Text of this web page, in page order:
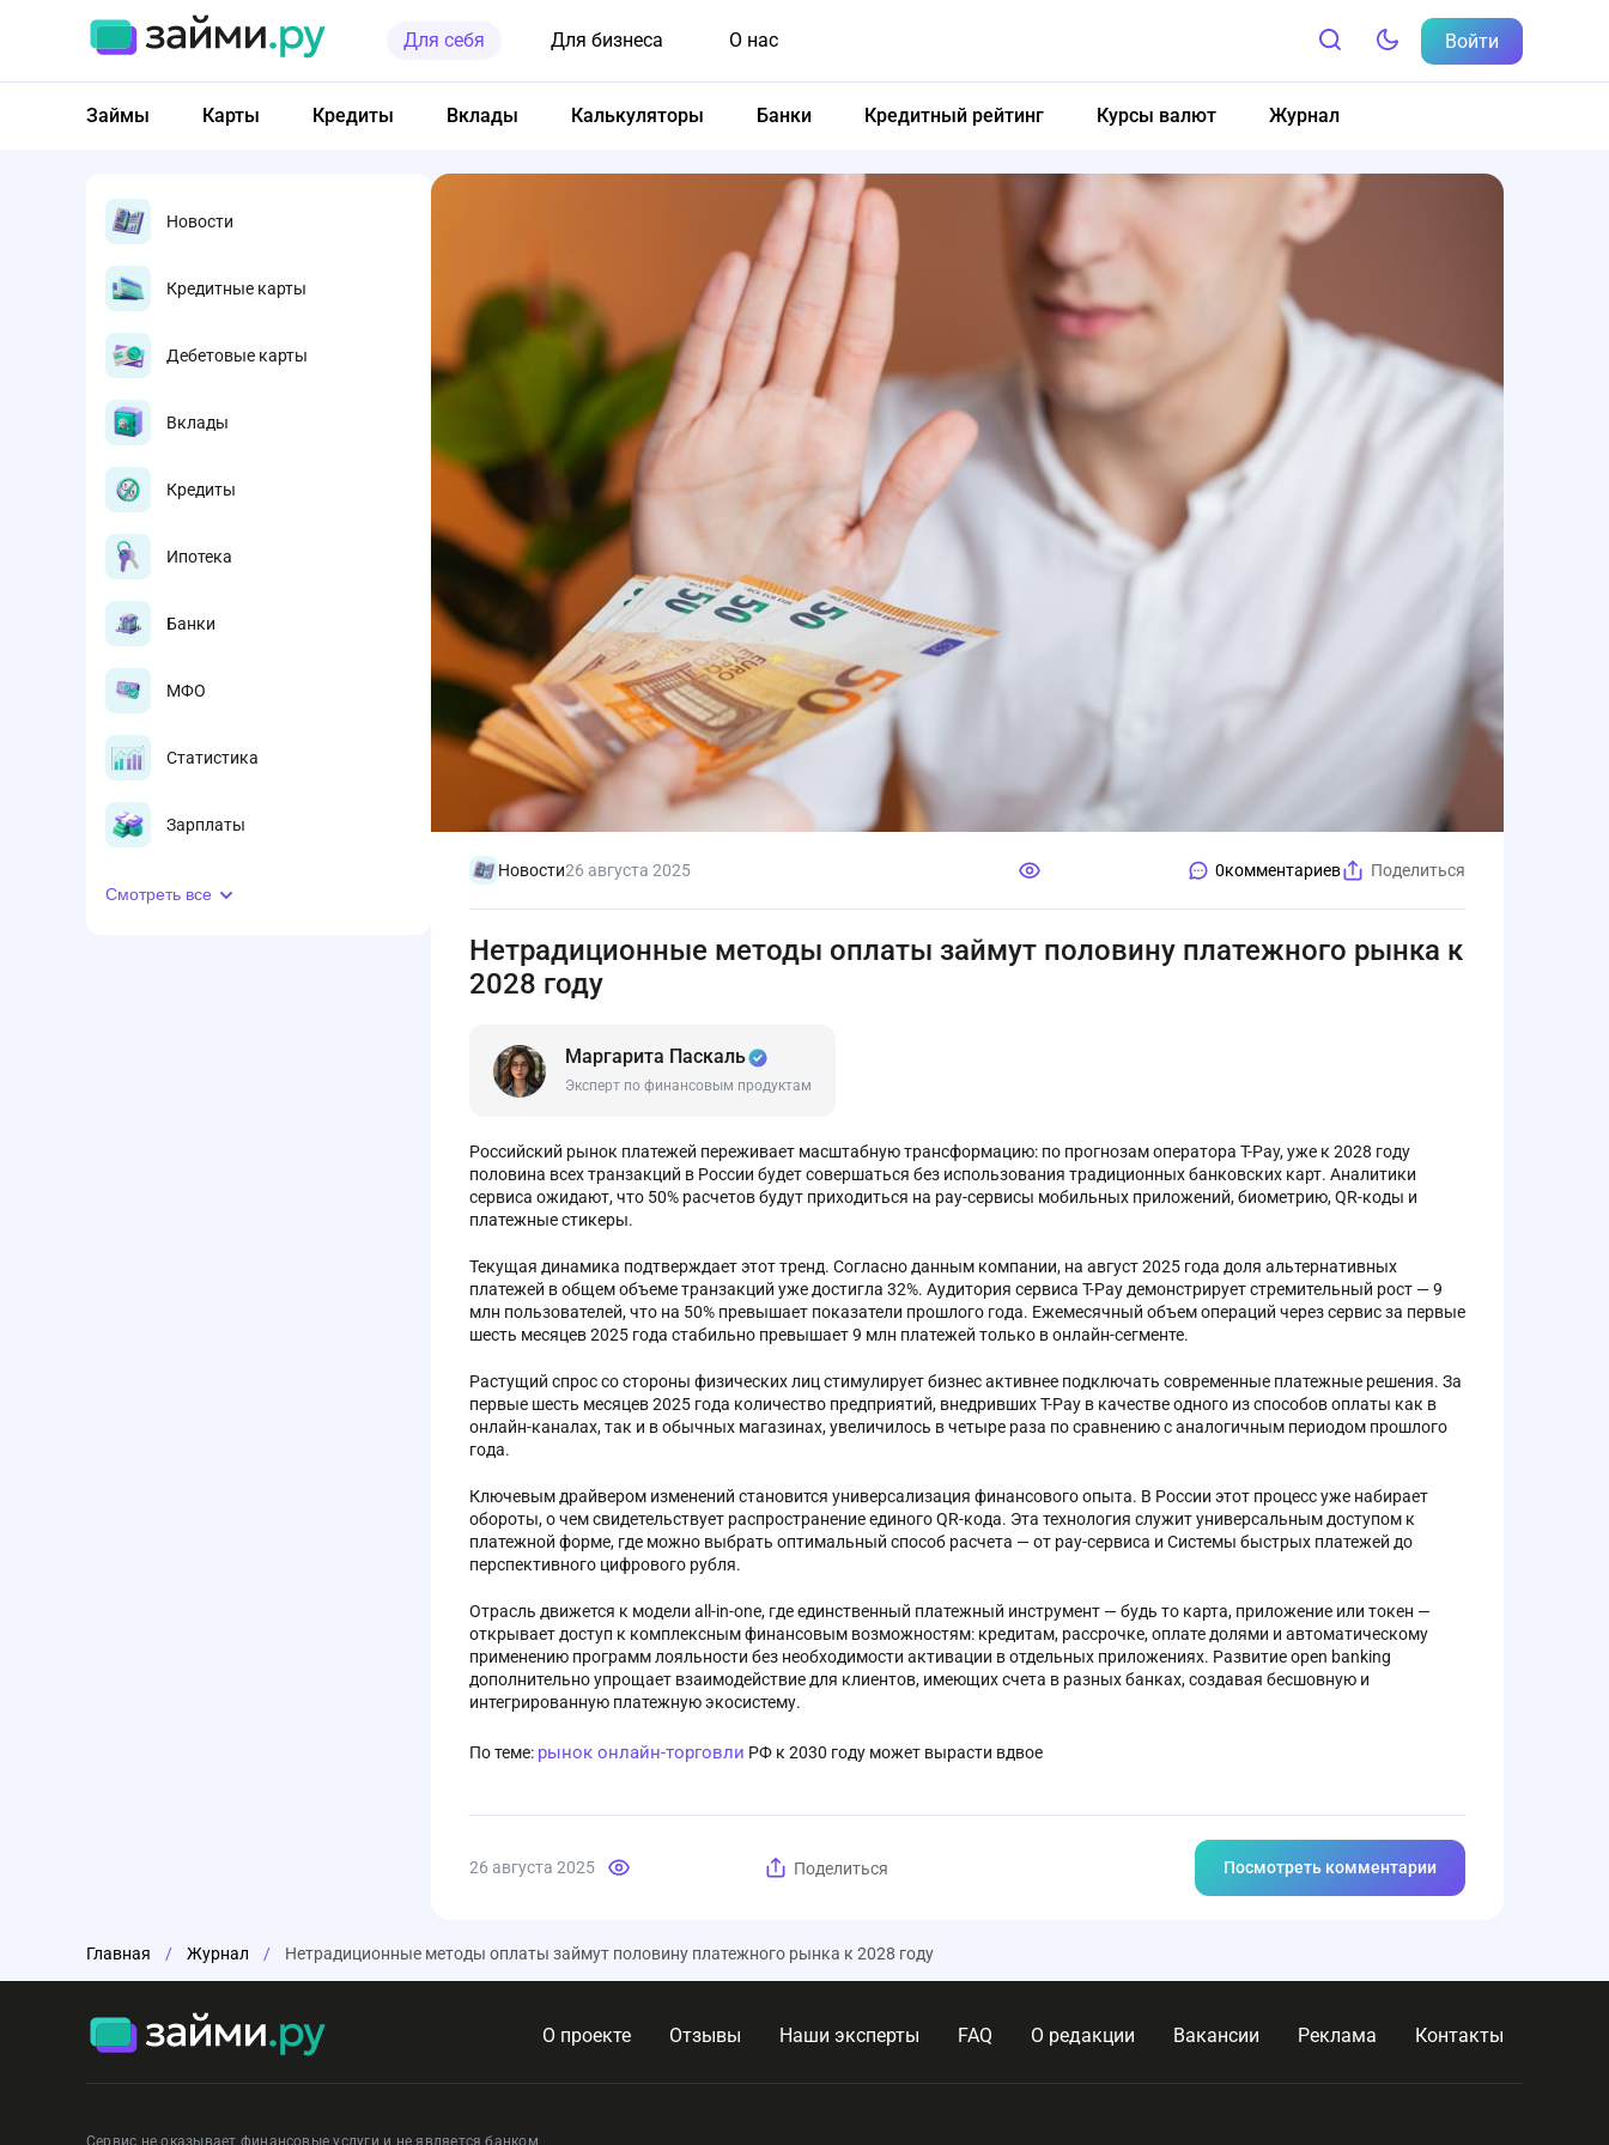
Для себя Для бизнеса О нас Войти
Займы Карты Кредиты Вклады Калькуляторы Банки Кредитный рейтинг Курсы валют Журнал
Новости
Кредитные карты
Дебетовые карты
Вклады
Кредиты
Ипотека
Банки
МФО
Статистика
Зарплаты
Смотреть все
Новости26 августа 2025 0комментариев Поделиться
Нетрадиционные методы оплаты займут половину платежного рынка к
2028 году
Маргарита Паскаль
Эксперт по финансовым продуктам
Российский рынок платежей переживает масштабную трансформацию: по прогнозам оператора T-Pay, уже к 2028 году
половина всех транзакций в России будет совершаться без использования традиционных банковских карт. Аналитики
сервиса ожидают, что 50% расчетов будут приходиться на pay-сервисы мобильных приложений, биометрию, QR-коды и
платежные стикеры.
Текущая динамика подтверждает этот тренд. Согласно данным компании, на август 2025 года доля альтернативных
платежей в общем объеме транзакций уже достигла 32%. Аудитория сервиса T-Pay демонстрирует стремительный рост — 9
млн пользователей, что на 50% превышает показатели прошлого года. Ежемесячный объем операций через сервис за первые
шесть месяцев 2025 года стабильно превышает 9 млн платежей только в онлайн-сегменте.
Растущий спрос со стороны физических лиц стимулирует бизнес активнее подключать современные платежные решения. За
первые шесть месяцев 2025 года количество предприятий, внедривших T-Pay в качестве одного из способов оплаты как в
онлайн-каналах, так и в обычных магазинах, увеличилось в четыре раза по сравнению с аналогичным периодом прошлого
года.
Ключевым драйвером изменений становится универсализация финансового опыта. В России этот процесс уже набирает
обороты, о чем свидетельствует распространение единого QR-кода. Эта технология служит универсальным доступом к
платежной форме, где можно выбрать оптимальный способ расчета — от pay-сервиса и Системы быстрых платежей до
перспективного цифрового рубля.
Отрасль движется к модели all-in-one, где единственный платежный инструмент — будь то карта, приложение или токен —
открывает доступ к комплексным финансовым возможностям: кредитам, рассрочке, оплате долями и автоматическому
применению программ лояльности без необходимости активации в отдельных приложениях. Развитие open banking
дополнительно упрощает взаимодействие для клиентов, имеющих счета в разных банках, создавая бесшовную и
интегрированную платежную экосистему.
По теме: рынок онлайн-торговли РФ к 2030 году может вырасти вдвое
26 августа 2025 Поделиться Посмотреть комментарии
Главная / Журнал / Нетрадиционные методы оплаты займут половину платежного рынка к 2028 году
О проекте Отзывы Наши эксперты FAQ О редакции Вакансии Реклама Контакты
Сервис не оказывает финансовые услуги и не является банком,